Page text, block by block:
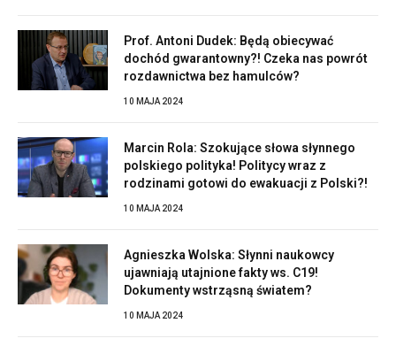
Prof. Antoni Dudek: Będą obiecywać
dochód gwarantowny?! Czeka nas powrót
rozdawnictwa bez hamulców?
10 MAJA 2024
Marcin Rola: Szokujące słowa słynnego
polskiego polityka! Politycy wraz z
rodzinami gotowi do ewakuacji z Polski?!
10 MAJA 2024
Agnieszka Wolska: Słynni naukowcy
ujawniają utajnione fakty ws. C19!
Dokumenty wstrząsną światem?
10 MAJA 2024